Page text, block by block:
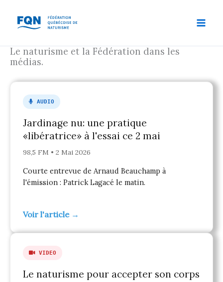
contenu
Le naturisme et la Fédération dans les
médias.
AUDIO
Jardinage nu: une pratique
«libératrice» à l'essai ce 2 mai
98,5 FM • 2 Mai 2026
Courte entrevue de Arnaud Beauchamp à
l'émission : Patrick Lagacé le matin.
Voir l'article →
VIDEO
Le naturisme pour accepter son corps